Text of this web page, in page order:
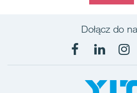
Dołącz do
Facebook